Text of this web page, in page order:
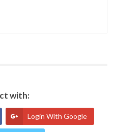
with:
Login With Google